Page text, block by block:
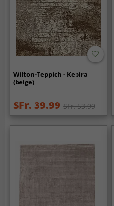
Wilton-Teppich - Kebira
(beige)
SFr. 39.99 SFr. 53.99